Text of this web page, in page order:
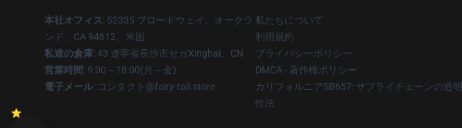
本社オフィス: 52335 ブロードウェイ、オークラ
ンド、CA 94612、米国
私達の倉庫: 43 遼寧省長沙市セガXinghai、CN
営業時間: 9:00～18:00(月～金)
電子メール: コンタクト@fairy-tail.store
私たちについて
利用規約
プライバシーポリシー
DMCA - 著作権ポリシー
カリフォルニアSB657: サプライチェーンの透明
性法